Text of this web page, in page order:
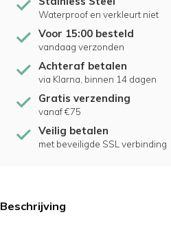
Waterproof en verkleurt niet
Voor 15:00 besteld
vandaag verzonden
Achteraf betalen
via Klarna, binnen 14 dagen
Gratis verzending
vanaf €75
Veilig betalen
met beveiligde SSL verbinding
Beschrijving